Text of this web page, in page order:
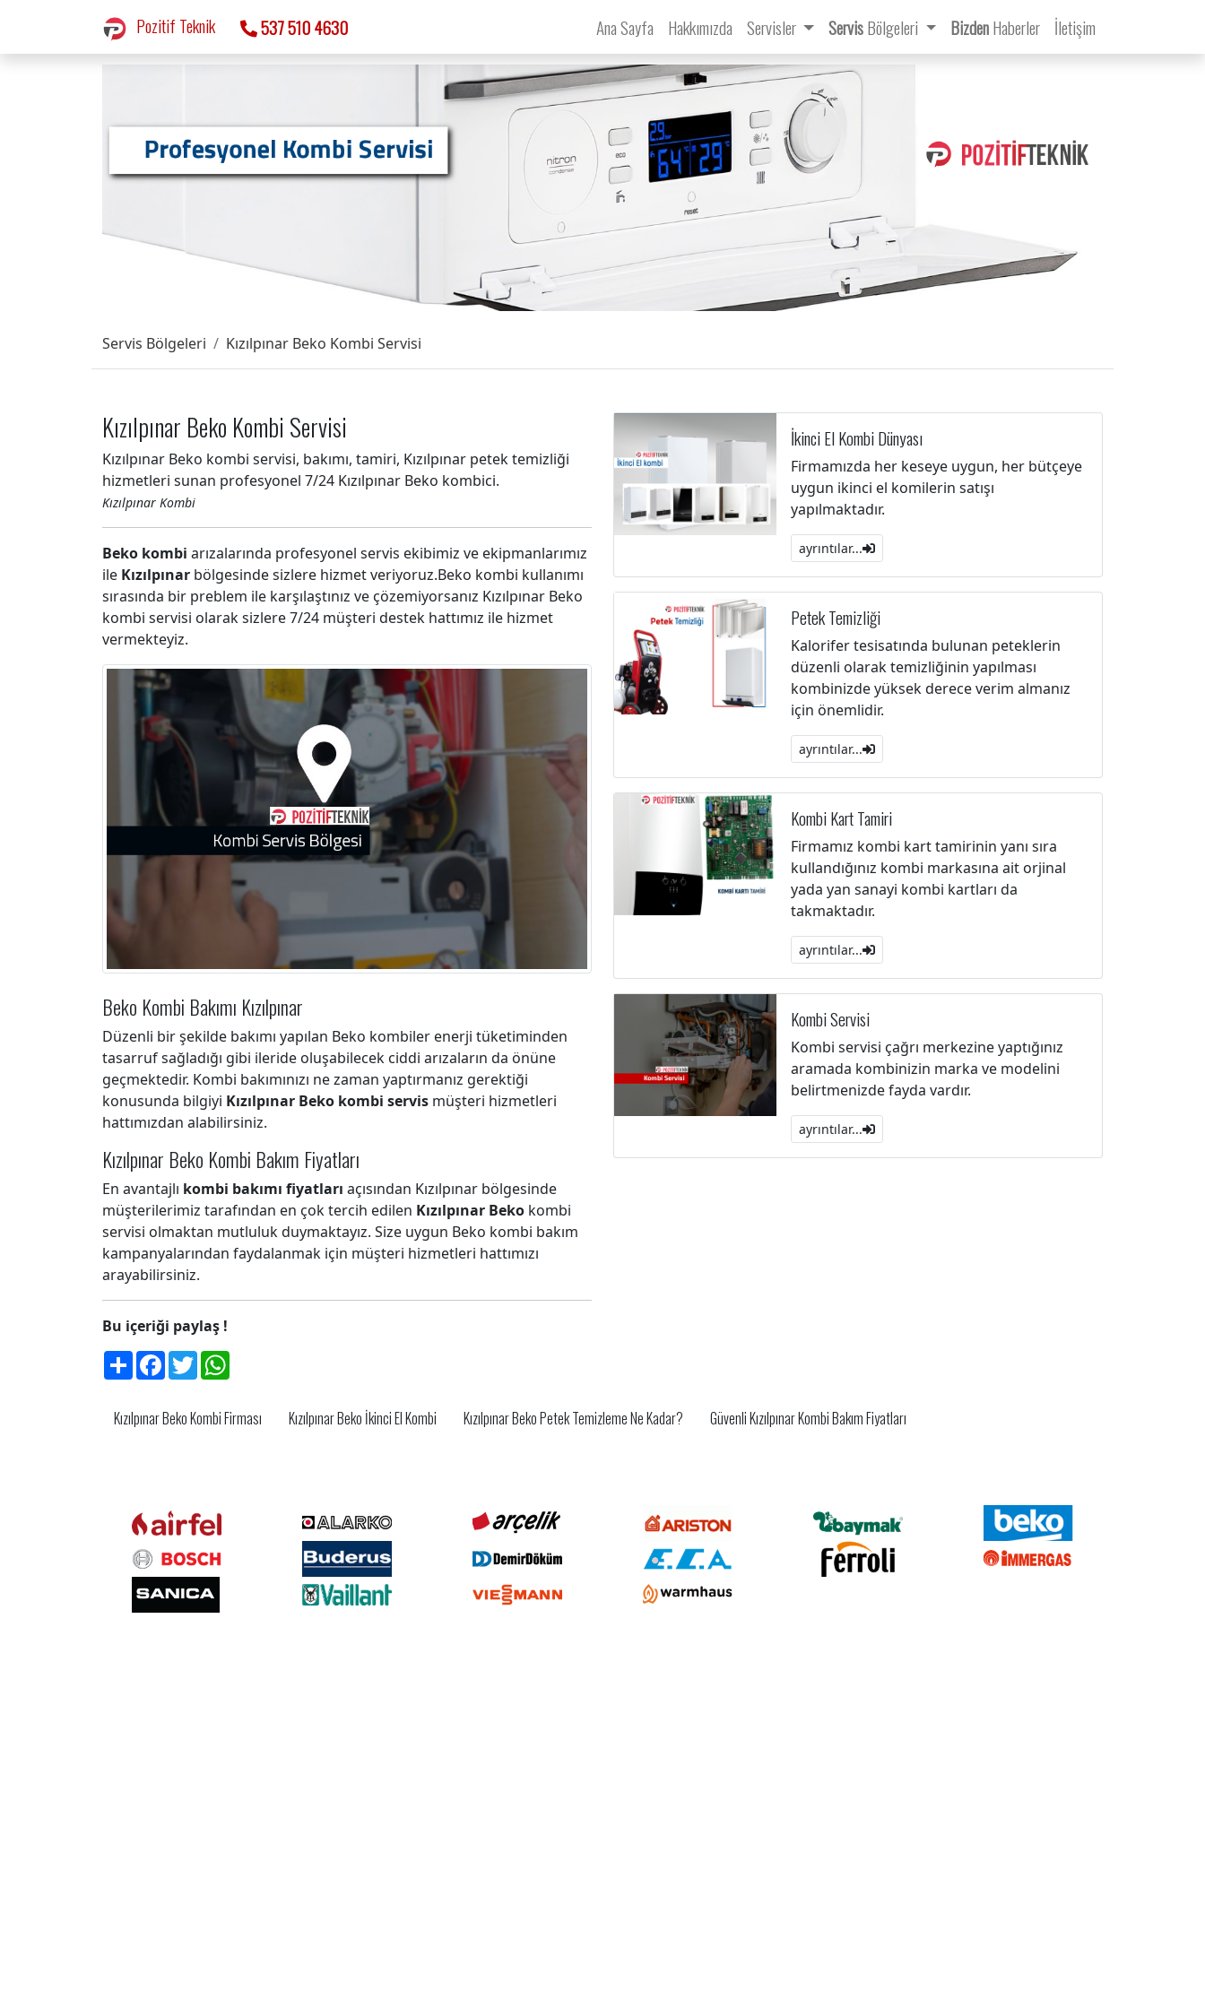
Pozitif Teknik 537 510 4630 Ana Sayfa Hakkımızda Servisler ServisBölgeleri BizdenHaberler İletişim
Servis Bölgeleri Kızılpınar Beko Kombi Servisi
Kızılpınar Beko Kombi Servisi
Kızılpınar Beko kombi servisi, bakımı, tamiri, Kızılpınar petek temizliği
hizmetleri sunan profesyonel 7/24 Kızılpınar Beko kombici.
Kızılpınar Kombi
Beko kombi arızalarında profesyonel servis ekibimiz ve ekipmanlarımız
ile Kızılpınar bölgesinde sizlere hizmet veriyoruz.Beko kombi kullanımı
sırasında bir preblem ile karşılaştınız ve çözemiyorsanız Kızılpınar Beko
kombi servisi olarak sizlere 7/24 müşteri destek hattımız ile hizmet
vermekteyiz.
Beko Kombi Bakımı Kızılpınar
Düzenli bir şekilde bakımı yapılan Beko kombiler enerji tüketiminden
tasarruf sağladığı gibi ileride oluşabilecek ciddi arızaların da önüne
geçmektedir. Kombi bakımınızı ne zaman yaptırmanız gerektiği
konusunda bilgiyi Kızılpınar Beko kombi servis müşteri hizmetleri
hattımızdan alabilirsiniz.
Kızılpınar Beko Kombi Bakım Fiyatları
En avantajlı kombi bakımı fiyatları açısından Kızılpınar bölgesinde
müşterilerimiz tarafından en çok tercih edilen Kızılpınar Beko kombi
servisi olmaktan mutluluk duymaktayız. Size uygun Beko kombi bakım
kampanyalarından faydalanmak için müşteri hizmetleri hattımızı
arayabilirsiniz.
Bu içeriği paylaş !
ShareFacebook
Twitter
İkinci El Kombi Dünyası
Firmamızda her keseye uygun, her bütçeye
uygun ikinci el komilerin satışı
yapılmaktadır.
ayrıntılar...
Petek Temizliği
Kalorifer tesisatında bulunan peteklerin
düzenli olarak temizliğinin yapılması
kombinizde yüksek derece verim almanız
için önemlidir.
ayrıntılar...
Kombi Kart Tamiri
Firmamız kombi kart tamirinin yanı sıra
kullandığınız kombi markasına ait orjinal
yada yan sanayi kombi kartları da
takmaktadır.
ayrıntılar...
Kombi Servisi
Kombi servisi çağrı merkezine yaptığınız
aramada kombinizin marka ve modelini
belirtmenizde fayda vardır.
ayrıntılar...
Kızılpınar Beko Kombi Firması Kızılpınar Beko İkinci El Kombi Kızılpınar Beko Petek Temizleme Ne Kadar? Güvenli Kızılpınar Kombi Bakım Fiyatları